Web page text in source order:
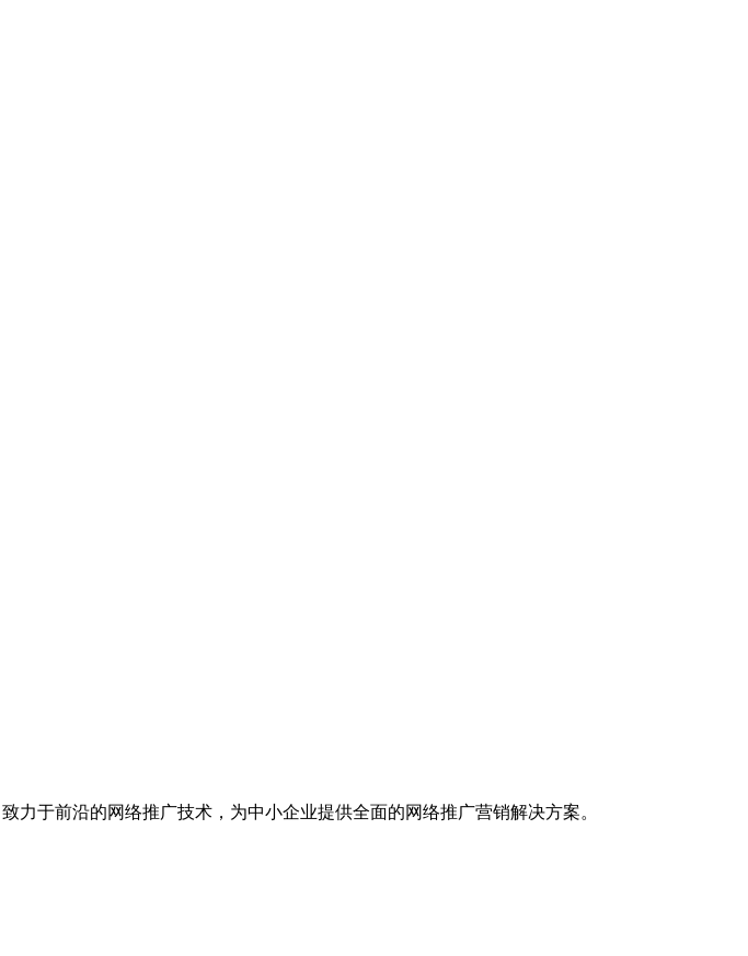
力于前沿的网络推广技术，为中小企业提供全面的网络推广营销解决方案。